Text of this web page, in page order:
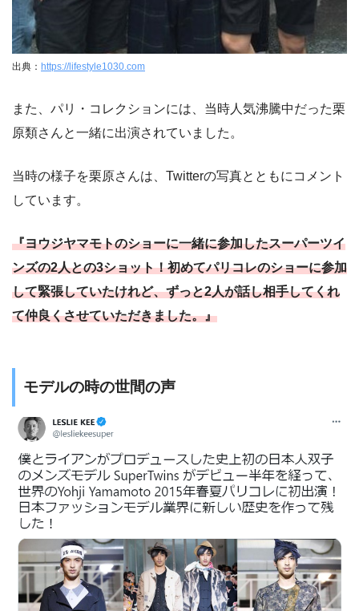
出典： https://lifestyle1030.com
また、パリ・コレクションには、当時人気沸騰中だった栗
原類さんと一緒に出演されていました。
当時の様子を栗原さんは、Twitterの写真とともにコメント
しています。
『ヨウジヤマモトのショーに一緒に参加したスーパーツイ
ンズの2人との3ショット！初めてパリコレのショーに参加
して緊張していたけれど、ずっと2人が話し相手してくれ
て仲良くさせていただきました。』
モデルの時の世間の声